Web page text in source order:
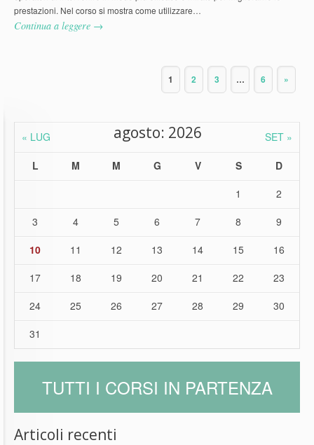
prestazioni. Nel corso si mostra come utilizzare…
Continua a leggere →
1 2 3 … 6 »
« LUG SET »
agosto: 2026
L M M G V S
D
1
2
3
4 5 6 7 8
9
10
11 12 13 14 15
16
17
18 19 20 21 22
23
24
25 26 27 28 29
30
31
TUTTI I CORSI IN PARTENZA
Articoli recenti